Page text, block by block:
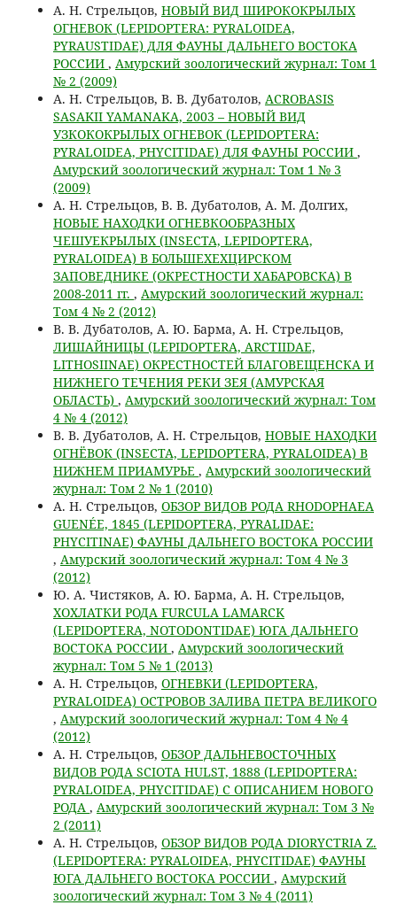
А. Н. Стрельцов, НОВЫЙ ВИД ШИРОКОКРЫЛЫХ
ОГНЕВОК (LEPIDOPTERA: PYRALOIDEA,
PYRAUSTIDAE) ДЛЯ ФАУНЫ ДАЛЬНЕГО ВОСТОКА
РОССИИ , Амурский зоологический журнал: Том 1
№ 2 (2009)
А. Н. Стрельцов, В. В. Дубатолов, ACROBASIS
SASAKII YAMANAKA, 2003 – НОВЫЙ ВИД
УЗКОКОКРЫЛЫХ ОГНЕВОК (LEPIDOPTERA:
PYRALOIDEA, PHYCITIDAE) ДЛЯ ФАУНЫ РОССИИ ,
Амурский зоологический журнал: Том 1 № 3
(2009)
А. Н. Стрельцов, В. В. Дубатолов, А. М. Долгих,
НОВЫЕ НАХОДКИ ОГНЕВКООБРАЗНЫХ
ЧЕШУЕКРЫЛЫХ (INSECTA, LEPIDOPTERA,
PYRALOIDEA) В БОЛЬШЕХЕХЦИРСКОМ
ЗАПОВЕДНИКЕ (ОКРЕСТНОСТИ ХАБАРОВСКА) В
2008-2011 гг. , Амурский зоологический журнал:
Том 4 № 2 (2012)
В. В. Дубатолов, А. Ю. Барма, А. Н. Стрельцов,
ЛИШАЙНИЦЫ (LEPIDOPTERA, ARCTIIDAE,
LITHOSIINAE) ОКРЕСТНОСТЕЙ БЛАГОВЕЩЕНСКА И
НИЖНЕГО ТЕЧЕНИЯ РЕКИ ЗЕЯ (АМУРСКАЯ
ОБЛАСТЬ) , Амурский зоологический журнал: Том
4 № 4 (2012)
В. В. Дубатолов, А. Н. Стрельцов, НОВЫЕ НАХОДКИ
ОГНЁВОК (INSECTA, LEPIDOPTERA, PYRALOIDEA) В
НИЖНЕМ ПРИАМУРЬЕ , Амурский зоологический
журнал: Том 2 № 1 (2010)
А. Н. Стрельцов, ОБЗОР ВИДОВ РОДА RHODOPHAEA
GUENÉE, 1845 (LEPIDOPTERA, PYRALIDAE:
PHYCITINAE) ФАУНЫ ДАЛЬНЕГО ВОСТОКА РОССИИ
, Амурский зоологический журнал: Том 4 № 3
(2012)
Ю. А. Чистяков, А. Ю. Барма, А. Н. Стрельцов,
ХОХЛАТКИ РОДА FURCULA LAMARCK
(LEPIDOPTERA, NOTODONTIDAE) ЮГА ДАЛЬНЕГО
ВОСТОКА РОССИИ , Амурский зоологический
журнал: Том 5 № 1 (2013)
А. Н. Стрельцов, ОГНЕВКИ (LEPIDOPTERA,
PYRALOIDEA) ОСТРОВОВ ЗАЛИВА ПЕТРА ВЕЛИКОГО
, Амурский зоологический журнал: Том 4 № 4
(2012)
А. Н. Стрельцов, ОБЗОР ДАЛЬНЕВОСТОЧНЫХ
ВИДОВ РОДА SCIOTA HULST, 1888 (LEPIDOPTERA:
PYRALOIDEA, PHYCITIDAE) С ОПИСАНИЕМ НОВОГО
РОДА , Амурский зоологический журнал: Том 3 №
2 (2011)
А. Н. Стрельцов, ОБЗОР ВИДОВ РОДА DIORYCTRIA Z.
(LEPIDOPTERA: PYRALOIDEA, PHYCITIDAE) ФАУНЫ
ЮГА ДАЛЬНЕГО ВОСТОКА РОССИИ , Амурский
зоологический журнал: Том 3 № 4 (2011)